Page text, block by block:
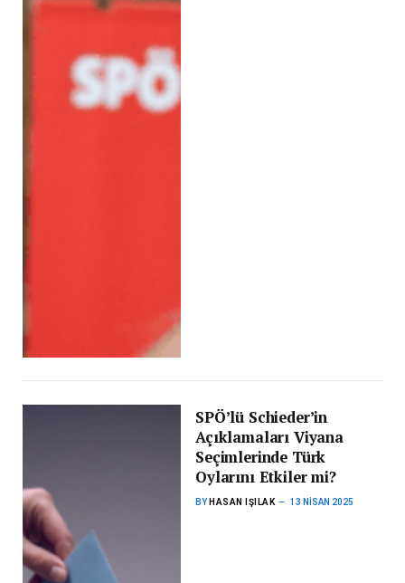
SPÖ’lü Schieder’in
Açıklamaları Viyana
Seçimlerinde Türk
Oylarını Etkiler mi?
BY HASAN IŞILAK 13 NISAN 2025